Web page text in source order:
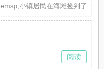
小镇居民在海滩捡到了念
阅读